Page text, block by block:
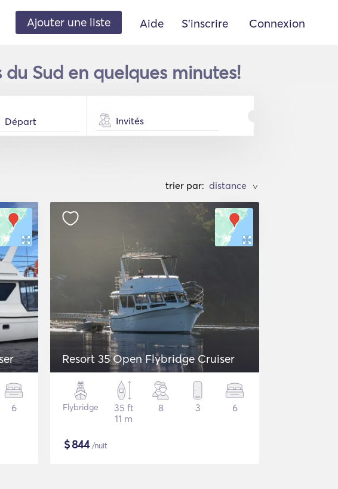
Ajouter une liste Aide S'inscrire Connexion
Sud en quelques minutes!
Invités
trier par: >
6
Resort 35 Open Flybridge Cruiser
Flybridge
35 ft
11 m
8 3 6
$844/nuit